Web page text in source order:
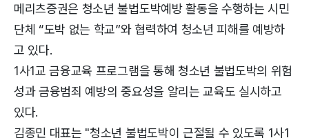
메리츠증권은 청소년 불법도박예방 활동을 수행하는 시민
단체 “도박 없는 학교”와 협력하여 청소년 피해를 예방하
고 있다.
1사1교 금융교육 프로그램을 통해 청소년 불법도박의 위험
성과 금융범죄 예방의 중요성을 알리는 교육도 실시하고
있다.
김종민 대표는 "청소년 불법도박이 근절될 수 있도록 1사1